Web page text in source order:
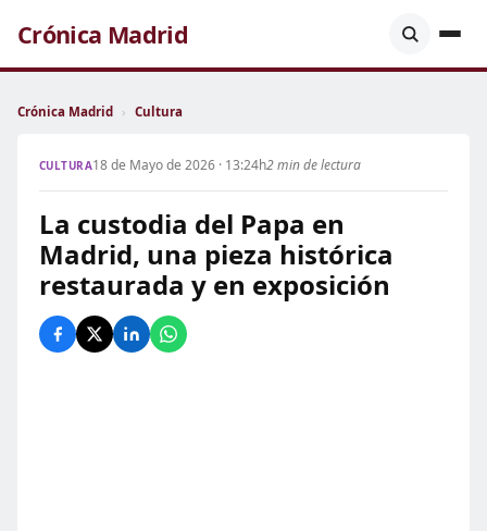
Crónica Madrid
Crónica Madrid › Cultura
CULTURA18 de Mayo de 2026 · 13:24h2 min de lectura
La custodia del Papa en
Madrid, una pieza histórica
restaurada y en exposición